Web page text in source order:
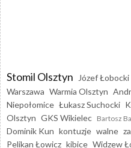
Stomil Olsztyn Józef Łobocki
Warszawa Warmia Olsztyn
Niepołomice Łukasz Suchocki
Olsztyn GKS Wikielec Bartosz
Dominik Kun kontuzje walne
Pelikan Łowicz kibice Widzew